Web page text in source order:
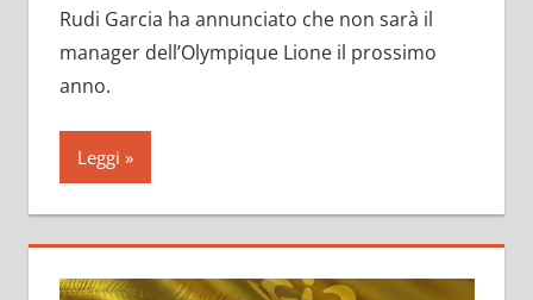
Rudi Garcia ha annunciato che non sarà il
manager dell’Olympique Lione il prossimo
anno.
Leggi